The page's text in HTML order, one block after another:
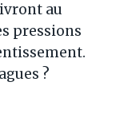
au
pressions
?